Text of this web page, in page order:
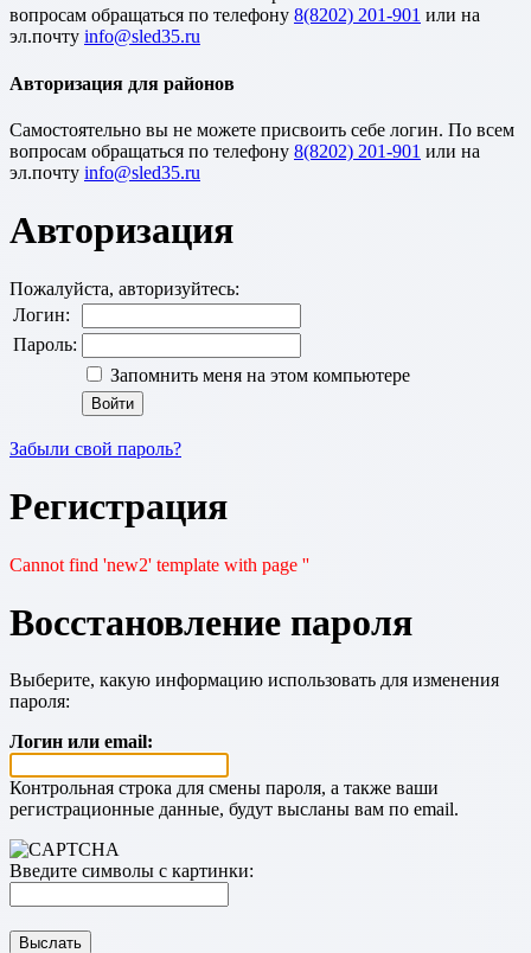
вопросам обращаться по телефону 8(8202) 201-901 или на
эл.почту
Авторизация для районов
Cамостоятельно вы не можете присвоить себе логин. По всем
вопросам обращаться по телефону 8(8202) 201-901 или на
эл.почту
Авторизация
Пожалуйста, авторизуйтесь:
Логин:
Пароль:
Запомнить меня на этом компьютере
Забыли свой пароль?
Регистрация
Cannot find 'new2' template with page ''
Восстановление пароля
Выберите, какую информацию использовать для изменения
пароля:
Логин или email:
Контрольная строка для смены пароля, а также ваши
регистрационные данные, будут высланы вам по email.
Введите символы с картинки: